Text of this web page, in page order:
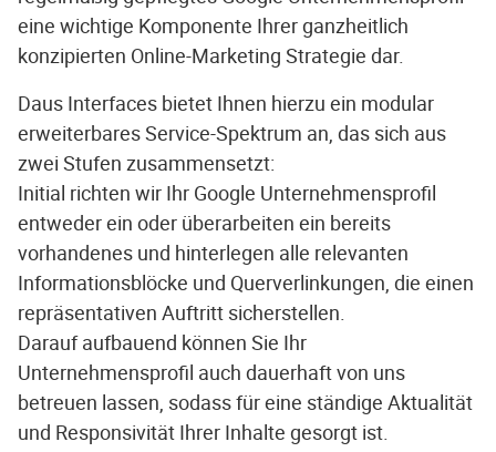
eine wichtige Komponente Ihrer ganzheitlich
konzipierten Online-Marketing Strategie dar.
Daus Interfaces bietet Ihnen hierzu ein modular
erweiterbares Service-Spektrum an, das sich aus
zwei Stufen zusammensetzt:
Initial richten wir Ihr Google Unternehmensprofil
entweder ein oder überarbeiten ein bereits
vorhandenes und hinterlegen alle relevanten
Informationsblöcke und Querverlinkungen, die einen
repräsentativen Auftritt sicherstellen.
Darauf aufbauend können Sie Ihr
Unternehmensprofil auch dauerhaft von uns
betreuen lassen, sodass für eine ständige Aktualität
und Responsivität Ihrer Inhalte gesorgt ist.